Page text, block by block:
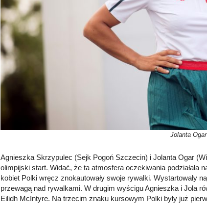
Jolanta
Agnieszka Skrzypulec (Sejk Pogoń Szczecin) i Jolanta Ogar
olimpijski start. Widać, że ta atmosfera oczekiwania
kobiet Polki wręcz znokautowały swoje rywalki. Wystartowały
przewagą nad rywalkami. W drugim wyścigu Agnieszka i Jola
Eilidh McIntyre. Na trzecim znaku kursowym Polki były już